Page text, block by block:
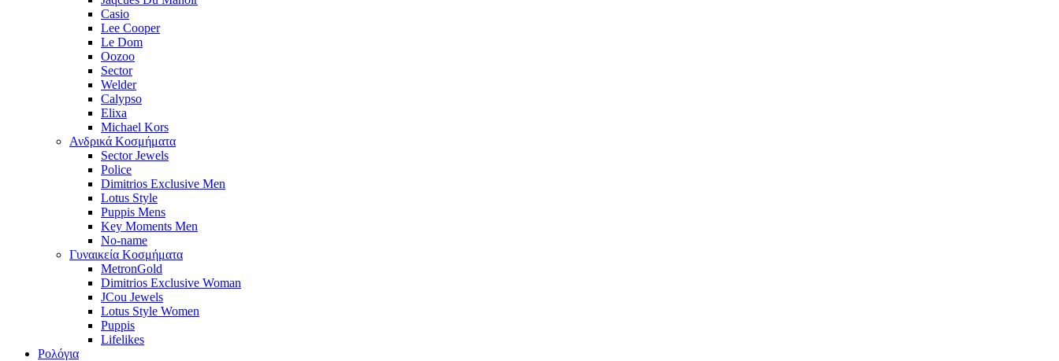
Casio
Lee Cooper
Le Dom
Oozoo
Sector
Welder
Calypso
Elixa
Michael Kors
Ανδρικά Κοσμήματα
Sector Jewels
Police
Dimitrios Exclusive Men
Lotus Style
Puppis Mens
Key Moments Men
No-name
Γυναικεία Κοσμήματα
MetronGold
Dimitrios Exclusive Woman
JCou Jewels
Lotus Style Women
Puppis
Lifelikes
Ρολόγια